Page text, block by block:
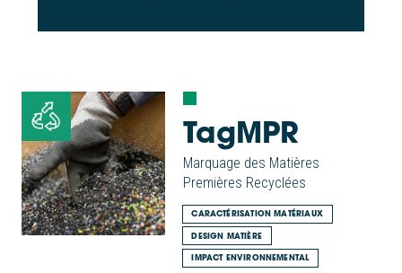
TagMPR
Marquage des Matières
Premières Recyclées
CARACTÉRISATION MATÉRIAUX
DESIGN MATIÈRE
IMPACT ENVIRONNEMENTAL